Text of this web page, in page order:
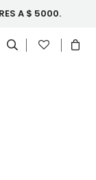
A $ 5000.